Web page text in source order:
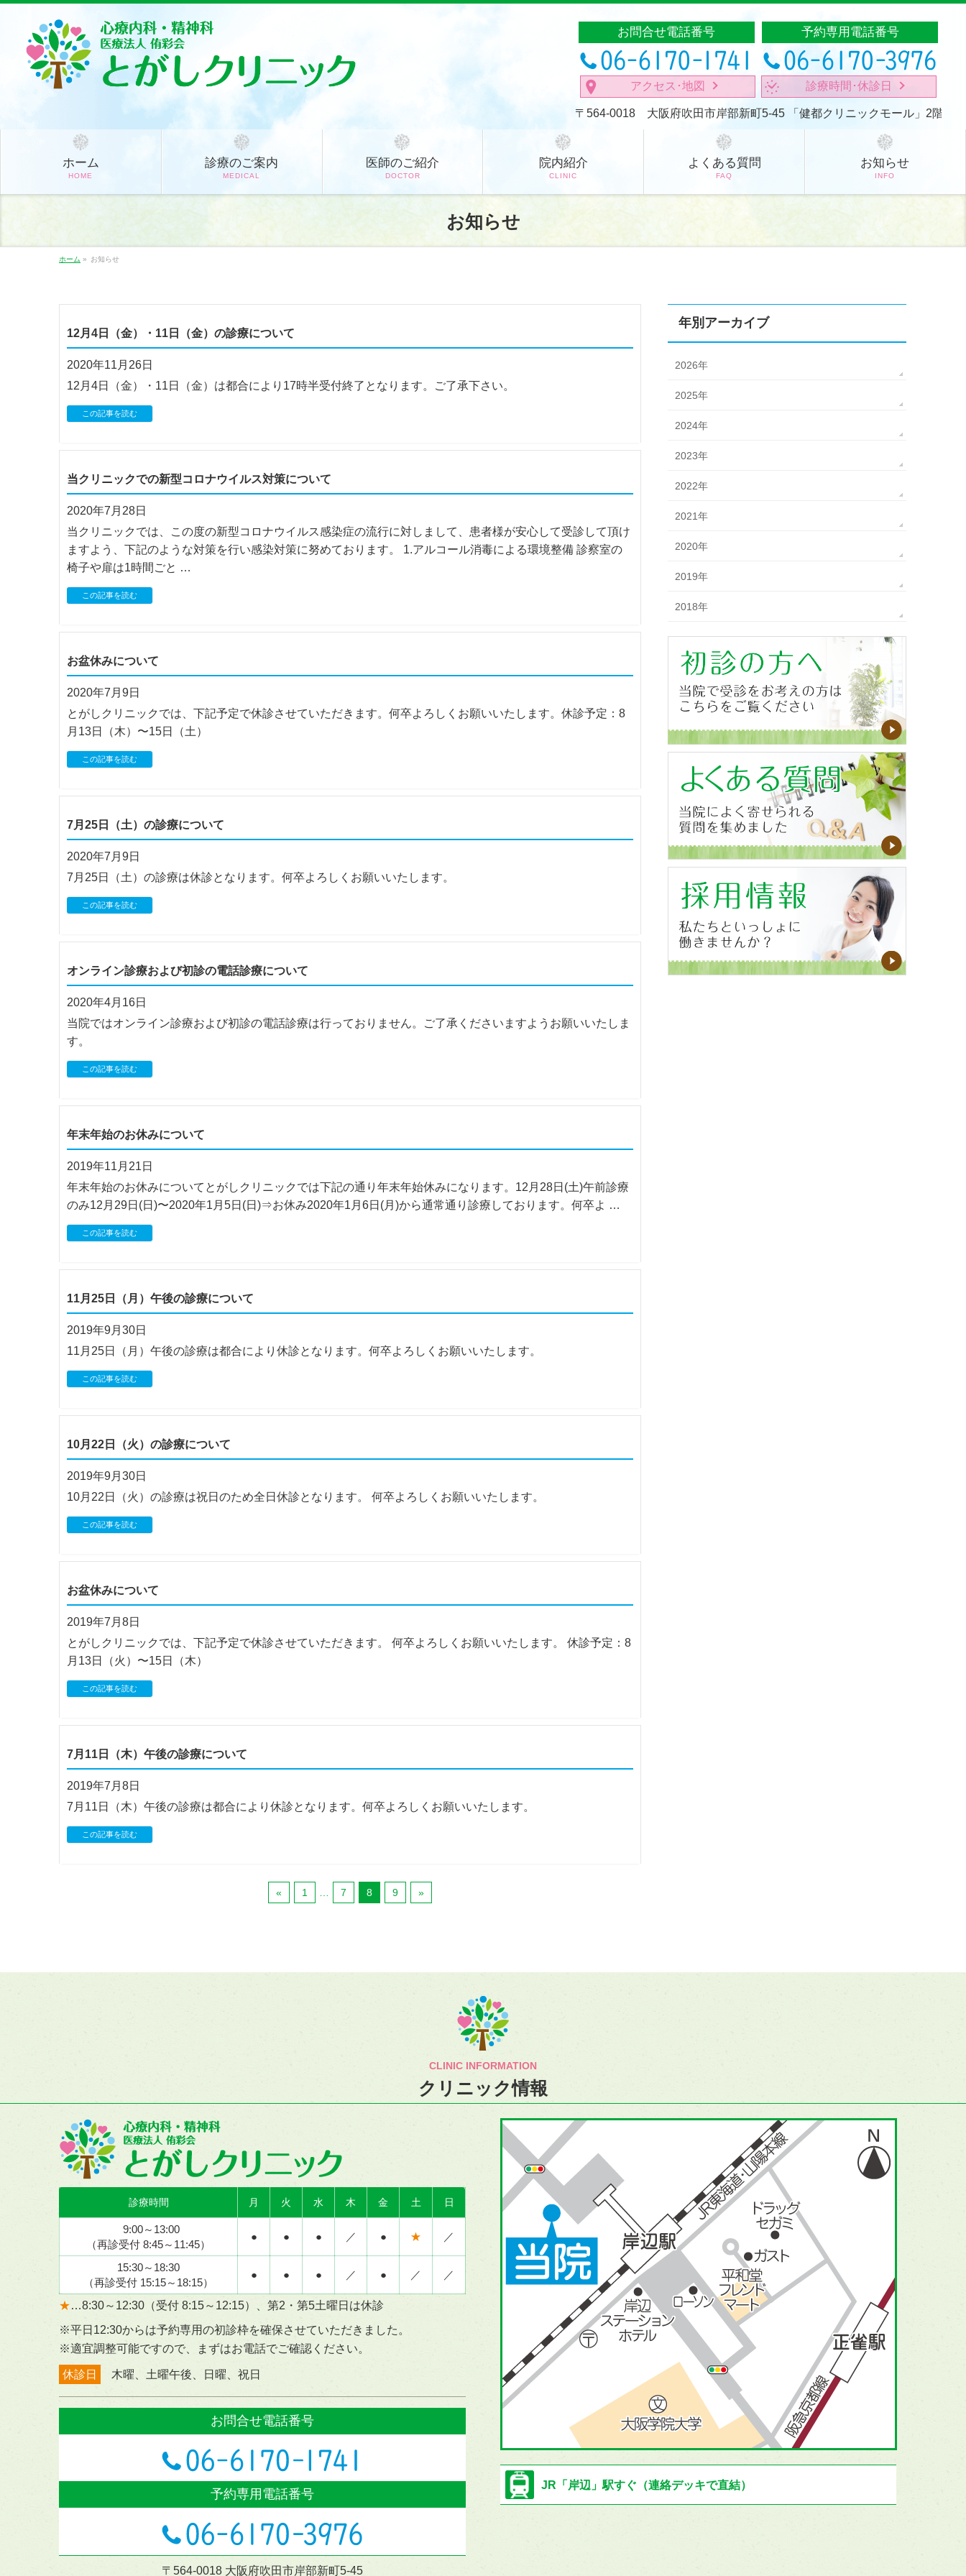
お問合せ電話番号 予約専用電話番号
アクセス･地図 診療時間･休診日
〒564-0018 大阪府吹田市岸部新町5-45 「健都クリニックモール」2階
ホーム
HOME
診療のご案内
MEDICAL
医師のご紹介
DOCTOR
院内紹介
CLINIC
よくある質問
FAQ
お知らせ
INFO
お知らせ
ホーム » お知らせ
12月4日（金）・11日（金）の診療について
2020年11月26日
12月4日（金）・11日（金）は都合により17時半受付終了となります。ご了承下さい。
この記事を読む
当クリニックでの新型コロナウイルス対策について
2020年7月28日
当クリニックでは、この度の新型コロナウイルス感染症の流行に対しまして、患者様が安心して受診して頂け
ますよう、下記のような対策を行い感染対策に努めております。 1.アルコール消毒による環境整備 診察室の
椅子や扉は1時間ごと …
この記事を読む
お盆休みについて
2020年7月9日
とがしクリニックでは、下記予定で休診させていただきます。何卒よろしくお願いいたします。休診予定：8
月13日（木）〜15日（土）
この記事を読む
7月25日（土）の診療について
2020年7月9日
7月25日（土）の診療は休診となります。何卒よろしくお願いいたします。
この記事を読む
オンライン診療および初診の電話診療について
2020年4月16日
当院ではオンライン診療および初診の電話診療は行っておりません。ご了承くださいますようお願いいたしま
す。
この記事を読む
年末年始のお休みについて
2019年11月21日
年末年始のお休みについてとがしクリニックでは下記の通り年末年始休みになります。12月28日(土)午前診療
のみ12月29日(日)〜2020年1月5日(日)⇒お休み2020年1月6日(月)から通常通り診療しております。何卒よ …
この記事を読む
11月25日（月）午後の診療について
2019年9月30日
11月25日（月）午後の診療は都合により休診となります。何卒よろしくお願いいたします。
この記事を読む
10月22日（火）の診療について
2019年9月30日
10月22日（火）の診療は祝日のため全日休診となります。 何卒よろしくお願いいたします。
この記事を読む
お盆休みについて
2019年7月8日
とがしクリニックでは、下記予定で休診させていただきます。 何卒よろしくお願いいたします。 休診予定：8
月13日（火）〜15日（木）
この記事を読む
7月11日（木）午後の診療について
2019年7月8日
7月11日（木）午後の診療は都合により休診となります。何卒よろしくお願いいたします。
この記事を読む
« 1 7 8 9 »
年別アーカイブ
2026年
2025年
2024年
2023年
2022年
2021年
2020年
2019年
2018年
CLINIC INFORMATION
クリニック情報
診療時間 月 火 水 木 金 土 日
9:00～13:00
（再診受付 8:45～11:45）
● ● ● ／ ● ★ ／
15:30～18:30
（再診受付 15:15～18:15）
● ● ● ／ ● ／ ／
★…8:30～12:30（受付 8:15～12:15）、 第2・第5土曜日は休診
※平日12:30からは予約専用の初診枠を確保させていただきました。
※適宜調整可能ですので、まずはお電話でご確認ください。
休診日 木曜、土曜午後、日曜、祝日
お問合せ電話番号
予約専用電話番号
〒564-0018 大阪府吹田市岸部新町5-45
JR「岸辺」駅すぐ （連絡デッキで直結）